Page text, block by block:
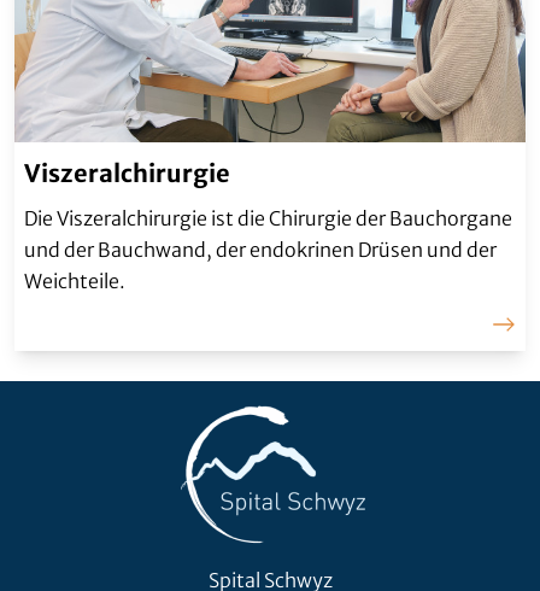
Viszeralchirurgie
Die Viszeralchirurgie ist die Chirurgie der Bauchorgane
und der Bauchwand, der endokrinen Drüsen und der
Weichteile.
Spital Schwyz